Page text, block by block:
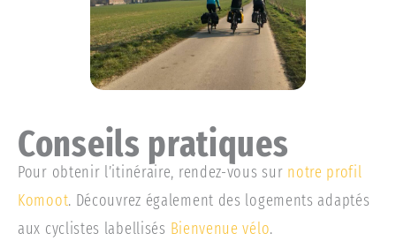
Conseils pratiques
Pour obtenir l’itinéraire, rendez-vous sur notre profil
Komoot. Découvrez également des logements adaptés
aux cyclistes labellisés Bienvenue vélo.